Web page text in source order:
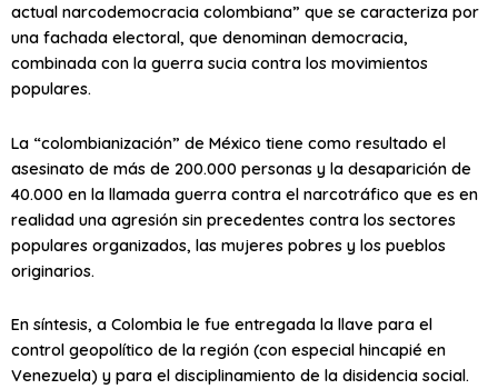
actual narcodemocracia colombiana” que se caracteriza por
una fachada electoral, que denominan democracia,
combinada con la guerra sucia contra los movimientos
populares.
La “colombianización” de México tiene como resultado el
asesinato de más de 200.000 personas y la desaparición de
40.000 en la llamada guerra contra el narcotráfico que es en
realidad una agresión sin precedentes contra los sectores
populares organizados, las mujeres pobres y los pueblos
originarios.
En síntesis, a Colombia le fue entregada la llave para el
control geopolítico de la región (con especial hincapié en
Venezuela) y para el disciplinamiento de la disidencia social.